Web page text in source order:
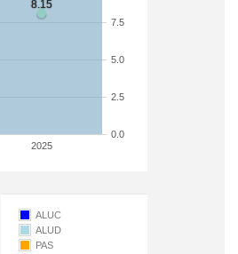
2025
0.0
2.5
5.0
7.5
ALUC
ALUD
PAS